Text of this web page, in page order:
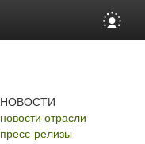
НОВОСТИ
новости отрасли
пресс-релизы